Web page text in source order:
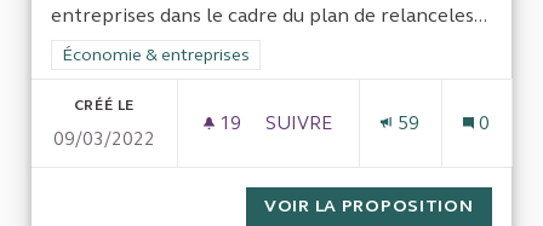
entreprises dans le cadre du plan de relanceles...
Filtrer les résultats de la catégorie : Économie & entreprises
Économie & entreprises
CRÉÉ LE
09/03/2022
19 19 ABONNÉS
SUIVRE
59 0
VOIR LA PROPOSITION